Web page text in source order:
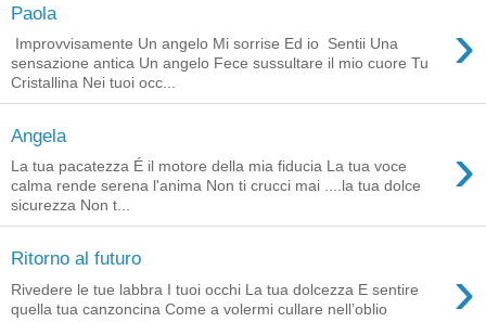
Paola ›
Improvvisamente Un angelo Mi sorrise Ed io Sentii Una
sensazione antica Un angelo Fece sussultare il mio cuore Tu
Cristallina Nei tuoi occ...
Angela ›
La tua pacatezza É il motore della mia fiducia La tua voce
calma rende serena l'anima Non ti crucci mai ....la tua dolce
sicurezza Non t...
Ritorno al futuro ›
Rivedere le tue labbra I tuoi occhi La tua dolcezza E sentire
quella tua canzoncina Come a volermi cullare nell’oblio